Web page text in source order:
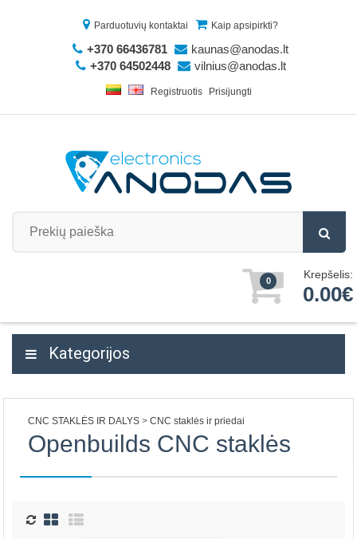
Parduotuvių kontaktai Kaip apsipirkti?
+370 66436781
kaunas@anodas.lt
+370 64502448
vilnius@anodas.lt
Registruotis Prisijungti
0 Krepšelis:
0.00€
Kategorijos
CNC STAKLĖS IR DALYS CNC staklės ir priedai
Openbuilds CNC staklės